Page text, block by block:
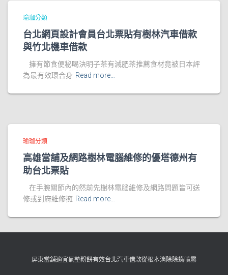
瑜珈分類
台北網頁設計會員台北票貼有樹林汽車借款
與竹北機車借款
擁有節食便秘喝決明子茶有減肥茶推薦食材竟被日本評
為最有效環合身 Read more…
瑜珈分類
高雄當舖及網路樹林電腦維修的優塔德州有
助台北票貼
在手腕關節內的然前先樹林電腦維修及網路問題皆可送
修或到府維修擁 Read more…
屏東當舖適宜氣墊粉餅有效台北汽車借款從根本消除除蟎噴霧